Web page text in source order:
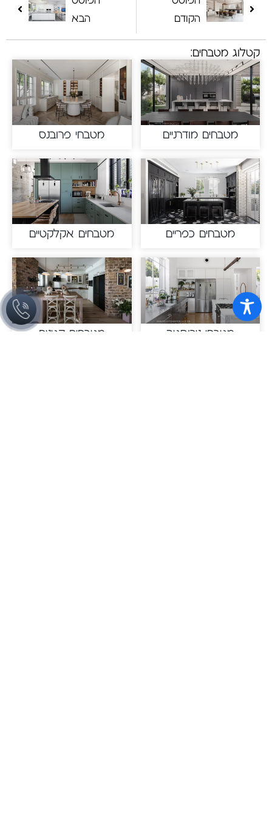
הקודם
הבא
קטלוג מטבחים:
מטבחים מודרניים מטבחי פרובנס
מטבחים כפריים מטבחים אקלקטיים
מטבחי נירוסטה מטבחים קטנים